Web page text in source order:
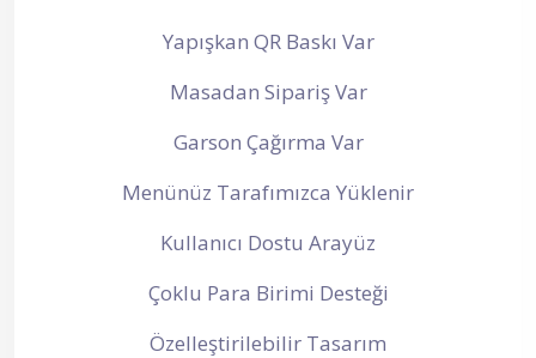
Yapışkan QR Baskı Var
Masadan Sipariş Var
Garson Çağırma Var
Menünüz Tarafımızca Yüklenir
Kullanıcı Dostu Arayüz
Çoklu Para Birimi Desteği
Özelleştirilebilir Tasarım